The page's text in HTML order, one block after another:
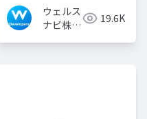
ウェルス
ナビ株式
19.6K